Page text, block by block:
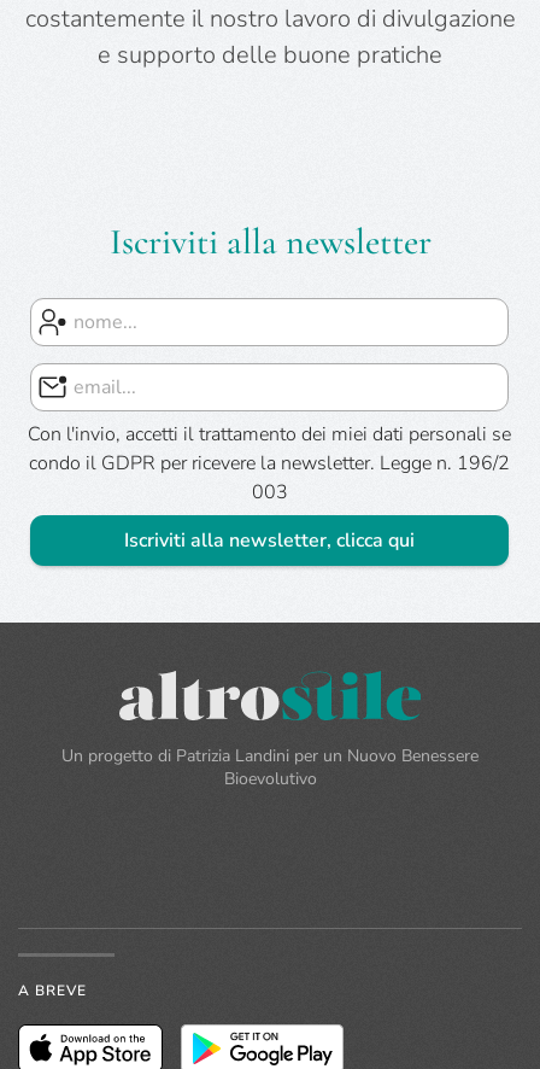
costantemente il nostro lavoro di divulgazione
e supporto delle buone pratiche
Iscriviti alla newsletter
Con l'invio, accetti il trattamento dei miei dati personali se
condo il GDPR per ricevere la newsletter. Legge n. 196/2
003
Iscriviti alla newsletter, clicca qui
Un progetto di Patrizia Landini per un Nuovo Benessere
Bioevolutivo
A BREVE